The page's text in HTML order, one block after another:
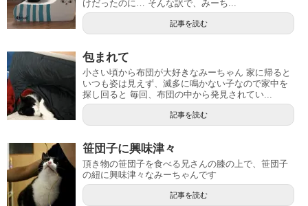
けだったのに… そんな訳で、みーち...
記事を読む
包まれて
小さい頃から布団が大好きなみーちゃん 家に帰ると
いつも姿は見えず、滅多に鳴かない子なので家中を
探し回ると 毎回、布団の中から発見されてい...
記事を読む
笹団子に興味津々
頂き物の笹団子を食べる兄さんの膝の上で、笹団子
の紐に興味津々なみーちゃんです
記事を読む